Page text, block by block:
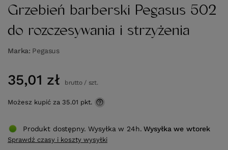
Grzebień barberski Pegasus 502
do rozczesywania i strzyżenia
Marka Pegasus
35,01 zł brutto/ szt.
Możesz kupić za 35.01 pkt.
Produkt dostępny. Wysyłka w 24h. Wysyłkawe wtorek
Sprawdź czasy i koszty wysyłki